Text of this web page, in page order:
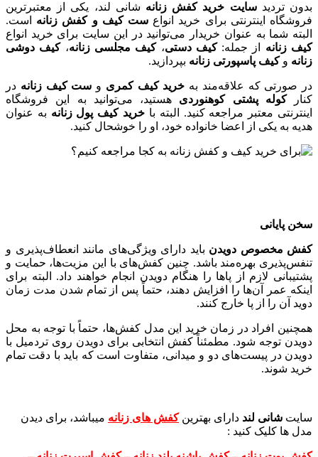
بدون تردیدسایت خرید کفش زنانه ‌شانی لند، یکی از معتبرترین
فروشگاه اینترنتی برای خرید انواع ست کیف و کفش زنانه است.
البته شما به عنوان خریدار می‌توانید در این سایت برای خرید انواع
کیف زنانه از جمله:کیف دستی،کیف مجلسی زنانه،کیف دوشی
زنانه وکیف پاسپورتی زنانه بپردازید.
در صورتی که علاقه‌مند به خرید کیف کمری و ست کیف زنانه در
کنارکوله پشتی کوهنوردی هستید، می‌توانید به این فروشگاه
اینترنتی معتبر مراجعه کنید. البته با خرید کیف پول زنانه به عنوان
هدیه به یکی از اعضا خانواده خود، او را خوشحال کنید.
سخن پایانی
کفش مخصوص دویدن باید دارای ویژگی‌های مانند انعطاف‌پذیری و
تنفس‌پذیری بهره‌مند باشد. چنین کفش‌های با این مزیت‌ها، حمایت و
پشتیبانی لازم از پا‌ها را هنگام دویدن انجام خواهند داد. البته برای
اینکه عمر آن‌ها را افزایش دهند، حتماً پس از تمام شدن مدت زمان
دوید آن را از پا خارج کنند.
همچنین افراد در زمان خرید این مدل کفش‌ها، حتماً با توجه به محل
دویدن توجه شود. مطمئناً کفش انتخابی برای دویدن روی تردمیل با
دویدن در پیست‌های دو و میدانی، متفاوت است که باید با دقت تمام
خرید شوند.
سایت شانی لند دارای بهترینکفش های زنانه میباشد، برای دیدن
مدل ها کلیک کنید :